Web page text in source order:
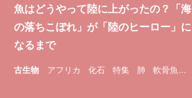
古生物 アフリカ 化石 特集 肺 軟骨魚類
魚はどうやって陸に上がったの？「海
の落ちこぼれ」が「陸のヒーロー」に
なるまで